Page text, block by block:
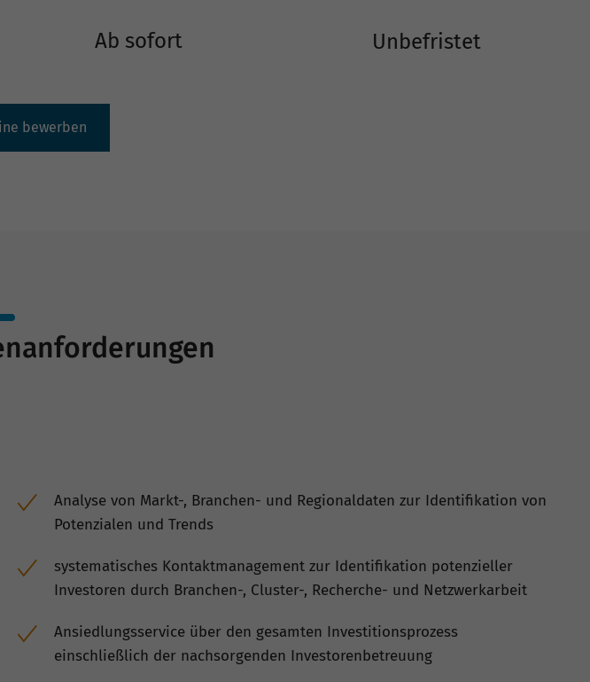
Ab sofort Unbefristet
bewerben
Analyse von Markt-, Branchen- und Regionaldaten zur Identifikation von
Potenzialen und Trends
systematisches Kontaktmanagement zur Identifikation potenzieller
Investoren durch Branchen-, Cluster-, Recherche- und Netzwerkarbeit
Ansiedlungsservice über den gesamten Investitionsprozess
einschließlich der nachsorgenden Investorenbetreuung